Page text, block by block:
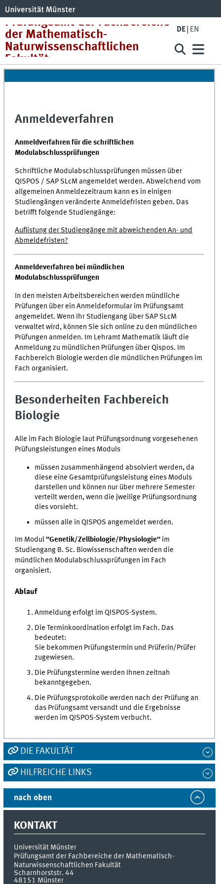
Prüfungsamt der Fachbereiche
der Mathematisch-
Naturwissenschaftlichen
Fakultät
DE EN
Anmeldeverfahren
Anmeldverfahren für die schriftlichen
Modulabschlussprüfungen
Schriftliche Modulabschlussprüfungen müssen über
QISPOS / SAP SLcM angemeldet werden. Abweichend vom
allgemeinen Anmeldezeitraum kann es in einigen
Studiengängen veränderte Anmeldefristen geben. Das
betrifft folgende Studiengänge:
Auflistung der Studiengänge mit abweichenden An- und
Abmeldefristen?
Anmeldeverfahren bei mündlichen
Modulabschlussprüfungen
In den meisten Arbeitsbereichen werden mündliche
Prüfungen über ein Anmeldeformular im Prüfungsamt
angemeldet. Wenn Ihr Studiengang über SAP SLcM
verwaltet wird, können Sie sich online zu den mündlichen
Prüfungen anmelden. Im Lehramt Mathematik läuft die
Anmeldung zu mündlichen Prüfungen über Qispos. Im
Fachbereich Biologie werden die mündlichen Prüfungen im
Fach organisiert.
Besonderheiten Fachbereich
Biologie
Alle im Fach Biologie laut Prüfungsordnung vorgesehenen
Prüfungsleistungen eines Moduls
müssen zusammenhängend absolviert werden, da
diese eine Gesamtprüfungsleistung eines Moduls
darstellen und können nur über mehrere Semester
verteilt werden, wenn die jweilige Prüfungsordnung
dies vorsieht.
müssen alle in QISPOS angemeldet werden.
Im Modul "Genetik/Zellbiologie/Physiologie" im
Studiengang B. Sc. Biowissenschaften werden die
mündlichen Modulabschlussprüfungen im Fach
organisiert.
Ablauf
Anmeldung erfolgt im QISPOS-System.
Die Terminkoordination erfolgt im Fach. Das
bedeutet:
Sie bekommen Prüfungstermin und Prüferin/Prüfer
zugewiesen.
Die Prüfungstermine werden Ihnen zeitnah
bekanntgegeben.
Die Prüfungsprotokolle werden nach der Prüfung an
das Prüfungsamt versandt und die Ergebnisse
werden im QISPOS-System verbucht.
DIE FAKULTÄT
HILFREICHE LINKS
nach oben
KONTAKT
Universität Münster
Prüfungsamt der Fachbereiche der Mathematisch-
Naturwissenschaftlichen Fakultät
Scharnhorststr. 44
48151 Münster